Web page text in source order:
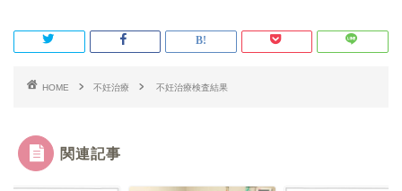
HOME 不妊治療 不妊治療検査結果
関連記事